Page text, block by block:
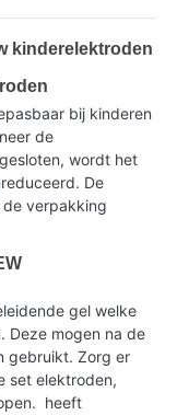
kinderelektroden
bij kinderen
de
wordt het
De
verpakking
gel welke
Deze mogen na de
gebruikt. Zorg er
set elektroden,
heeft